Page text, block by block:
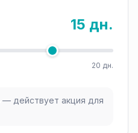
15 дн.
20 дн.
— действует акция для